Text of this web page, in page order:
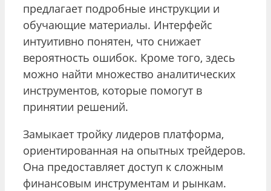
предлагает подробные инструкции и
обучающие материалы. Интерфейс
интуитивно понятен, что снижает
вероятность ошибок. Кроме того, здесь
можно найти множество аналитических
инструментов, которые помогут в
принятии решений.
Замыкает тройку лидеров платформа,
ориентированная на опытных трейдеров.
Она предоставляет доступ к сложным
финансовым инструментам и рынкам.